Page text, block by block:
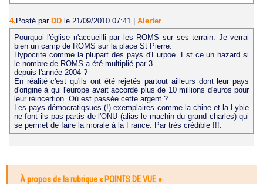
4.Posté par DD le 21/09/2010 07:41 | Alerter
Pourquoi l'église n'accueilli par les ROMS sur ses terrain. Je verrai
bien un camp de ROMS sur la place St Pierre.
Hypocrite comme la plupart des pays d'Eurpoe. Est ce un hazard si
le nombre de ROMS a été multiplié par 3
depuis l'année 2004 ?
En réalité c'est qu'ils ont été rejetés partout ailleurs dont leur pays
d'origine à qui l'europe avait accordé plus de 10 millions d'euros pour
leur réincertion. Où est passée cette argent ?
Les pays démocratiqsues (!) exemplaires comme la chine et la Lybie
ne font ils pas partis de l'ONU (alias le machin du grand charles) qui
se permet de faire la morale à la France. Par très crédible !!!.
À propos de la rubrique « POINTS DE VUE »